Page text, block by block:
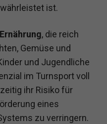
ist.
, die reich
Gemüse und
und Jugendliche
im Turnsport voll
ihr Risiko für
eines
zu verringern.